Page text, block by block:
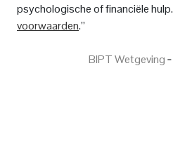
psychologische of financiële hulp.
voorwaarden.”
BIPT Wetgeving‐